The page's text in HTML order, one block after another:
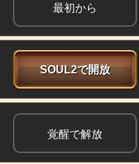
最初から
SOUL2で開放
覚醒で解放